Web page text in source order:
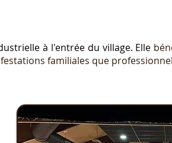
à l'entrée du village. Elle
familiales que